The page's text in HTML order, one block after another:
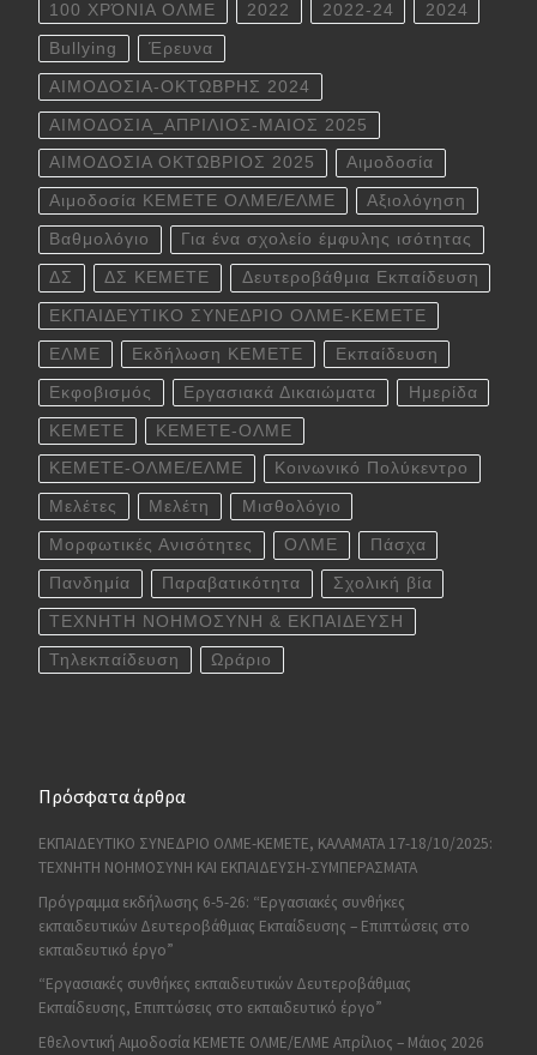
100 ΧΡΌΝΙΑ ΟΛΜΕ 2022 2022-24 2024
Bullying Έρευνα
ΑΙΜΟΔΟΣΙΑ-ΟΚΤΩΒΡΗΣ 2024
ΑΙΜΟΔΟΣΙΑ_ΑΠΡΙΛΙΟΣ-ΜΑΙΟΣ 2025
ΑΙΜΟΔΟΣΙΑ ΟΚΤΩΒΡΙΟΣ 2025 Αιμοδοσία
Αιμοδοσία ΚΕΜΕΤΕ ΟΛΜΕ/ΕΛΜΕ Αξιολόγηση
Βαθμολόγιο Για ένα σχολείο έμφυλης ισότητας
ΔΣ ΔΣ ΚΕΜΕΤΕ Δευτεροβάθμια Εκπαίδευση
ΕΚΠΑΙΔΕΥΤΙΚΟ ΣΥΝΕΔΡΙΟ ΟΛΜΕ-ΚΕΜΕΤΕ
ΕΛΜΕ Εκδήλωση ΚΕΜΕΤΕ Εκπαίδευση
Εκφοβισμός Εργασιακά Δικαιώματα Ημερίδα
ΚΕΜΕΤΕ ΚΕΜΕΤΕ-ΟΛΜΕ
ΚΕΜΕΤΕ-ΟΛΜΕ/ΕΛΜΕ Κοινωνικό Πολύκεντρο
Μελέτες Μελέτη Μισθολόγιο
Μορφωτικές Ανισότητες ΟΛΜΕ Πάσχα
Πανδημία Παραβατικότητα Σχολική βία
ΤΕΧΝΗΤΗ ΝΟΗΜΟΣΥΝΗ & ΕΚΠΑΙΔΕΥΣΗ
Τηλεκπαίδευση Ωράριο
Πρόσφατα άρθρα
ΕΚΠΑΙΔΕΥΤΙΚΟ ΣΥΝΕΔΡΙΟ ΟΛΜΕ-ΚΕΜΕΤΕ, ΚΑΛΑΜΑΤΑ 17-18/10/2025:
ΤΕΧΝΗΤΗ ΝΟΗΜΟΣΥΝΗ ΚΑΙ ΕΚΠΑΙΔΕΥΣΗ-ΣΥΜΠΕΡΑΣΜΑΤΑ
Πρόγραμμα εκδήλωσης 6-5-26: “Εργασιακές συνθήκες
εκπαιδευτικών Δευτεροβάθμιας Εκπαίδευσης – Επιπτώσεις στο
εκπαιδευτικό έργο”
“Εργασιακές συνθήκες εκπαιδευτικών Δευτεροβάθμιας
Εκπαίδευσης, Επιπτώσεις στο εκπαιδευτικό έργο”
Εθελοντική Αιμοδοσία ΚΕΜΕΤΕ ΟΛΜΕ/ΕΛΜΕ Απρίλιος – Μάιος 2026